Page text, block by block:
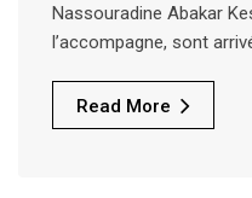
Nassouradine Abakar
l’accompagne, sont
Read More